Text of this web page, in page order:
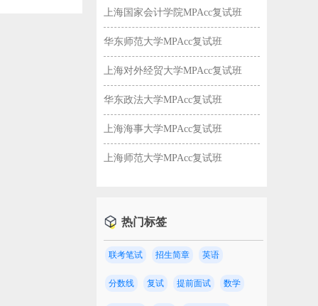
上海国家会计学院MPAcc复试班
华东师范大学MPAcc复试班
上海对外经贸大学MPAcc复试班
华东政法大学MPAcc复试班
上海海事大学MPAcc复试班
上海师范大学MPAcc复试班
热门标签
联考笔试 招生简章 英语
分数线 复试 提前面试 数学